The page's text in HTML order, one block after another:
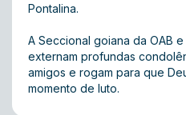
Pontalina.
A Seccional goiana da OAB
externam profundas
amigos e rogam para que
momento de luto.